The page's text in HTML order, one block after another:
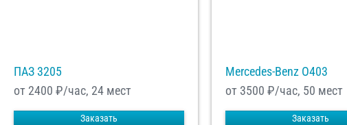
ПАЗ 3205
от 2400 ₽/час, 24 мест
Заказать
Mercedes-Benz О403
от 3500 ₽/час, 50 мест
Заказать